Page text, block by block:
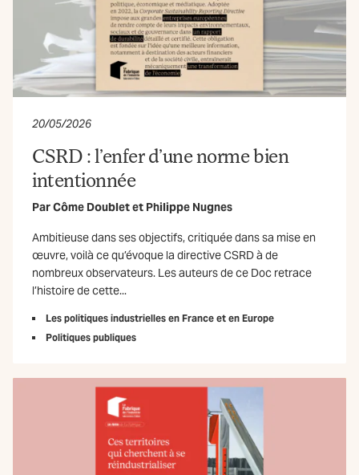
20/05/2026
CSRD : l’enfer d’une norme bien
intentionnée
ParCôme Doubletet Philippe Nugnes
Ambitieuse dans ses objectifs, critiquée dans sa mise en
œuvre, voilà ce qu’évoque la directive CSRD à de
nombreux observateurs. Les auteurs de ce Doc retrace
l’histoire de cette...
Les politiques industrielles en France et en Europe
Politiques publiques